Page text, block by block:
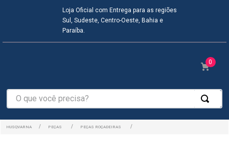
Loja Oficial com Entrega para as regiões
Sul, Sudeste, Centro-Oeste, Bahia e
Paraíba.
0
O que você precisa?
PEÇAS PEÇAS ROÇADEIRAS